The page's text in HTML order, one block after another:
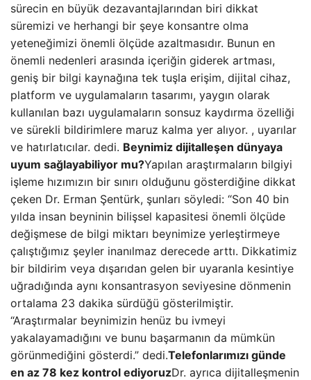
sürecin en büyük dezavantajlarından biri dikkat
süremizi ve herhangi bir şeye konsantre olma
yeteneğimizi önemli ölçüde azaltmasıdır. Bunun en
önemli nedenleri arasında içeriğin giderek artması,
geniş bir bilgi kaynağına tek tuşla erişim, dijital cihaz,
platform ve uygulamaların tasarımı, yaygın olarak
kullanılan bazı uygulamaların sonsuz kaydırma özelliği
ve sürekli bildirimlere maruz kalma yer alıyor. , uyarılar
ve hatırlatıcılar. dedi. Beynimiz dijitalleşen dünyaya
uyum sağlayabiliyor mu?Yapılan araştırmaların bilgiyi
işleme hızımızın bir sınırı olduğunu gösterdiğine dikkat
çeken Dr. Erman Şentürk, şunları söyledi: “Son 40 bin
yılda insan beyninin bilişsel kapasitesi önemli ölçüde
değişmese de bilgi miktarı beynimize yerleştirmeye
çalıştığımız şeyler inanılmaz derecede arttı. Dikkatimiz
bir bildirim veya dışarıdan gelen bir uyaranla kesintiye
uğradığında aynı konsantrasyon seviyesine dönmenin
ortalama 23 dakika sürdüğü gösterilmiştir.
“Araştırmalar beynimizin henüz bu ivmeyi
yakalayamadığını ve bunu başarmanın da mümkün
görünmediğini gösterdi.” dedi.Telefonlarımızı günde
en az 78 kez kontrol ediyoruzDr. ayrıca dijitalleşmenin